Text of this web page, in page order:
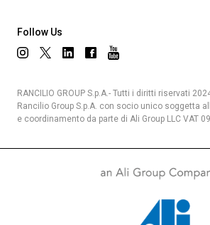
Follow Us
RANCILIO GROUP S.p.A.- Tutti i diritti riservati
Rancilio Group S.p.A. con socio unico soggetta
e coordinamento da parte di Ali Group LLC VAT